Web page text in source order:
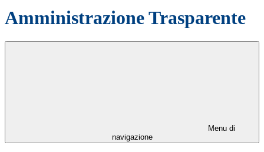
Amministrazione Trasparente
Menu di
navigazione